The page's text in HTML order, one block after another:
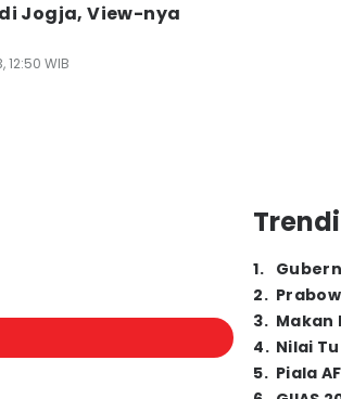
Jogja, View-nya
12:50 WIB
1.
2.
3. Makan
4. Nilai
5. Piala